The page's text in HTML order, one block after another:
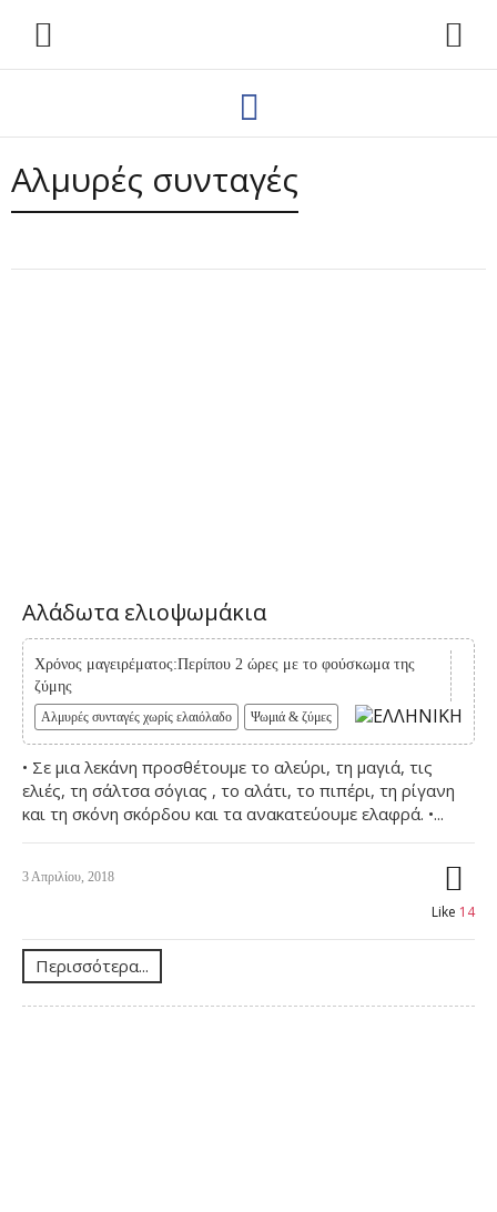
Αλμυρές συνταγές
Αλάδωτα ελιοψωμάκια
Χρόνος μαγειρέματος:Περίπου 2 ώρες με το φούσκωμα της
ζύμης
Αλμυρές συνταγές χωρίς ελαιόλαδο Ψωμιά & ζύμες
• Σε μια λεκάνη προσθέτουμε το αλεύρι, τη μαγιά, τις
ελιές, τη σάλτσα σόγιας , το αλάτι, το πιπέρι, τη ρίγανη
και τη σκόνη σκόρδου και τα ανακατεύουμε ελαφρά. •...
3 Απριλίου, 2018
Like 14
Περισσότερα...